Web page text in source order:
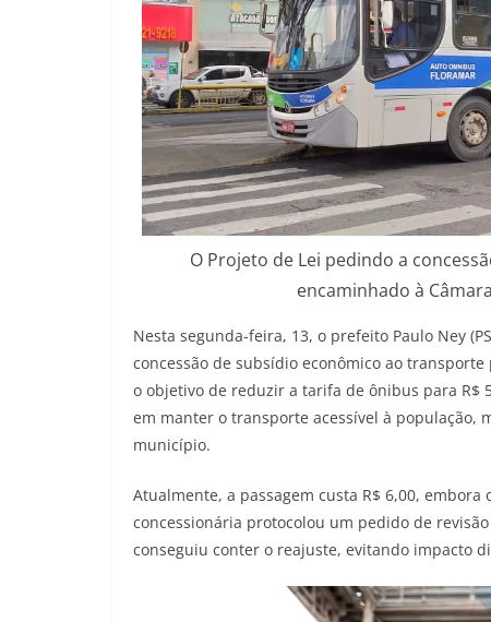
O Projeto de Lei pedindo a
encaminhado à
Nesta segunda-feira, 13, o prefeito Paulo Ney
concessão de subsídio econômico ao
o objetivo de reduzir a tarifa de ônibus para R$
em manter o transporte acessível à população,
município.
Atualmente, a passagem custa R$ 6,00,
concessionária protocolou um pedido de
conseguiu conter o reajuste, evitando impacto